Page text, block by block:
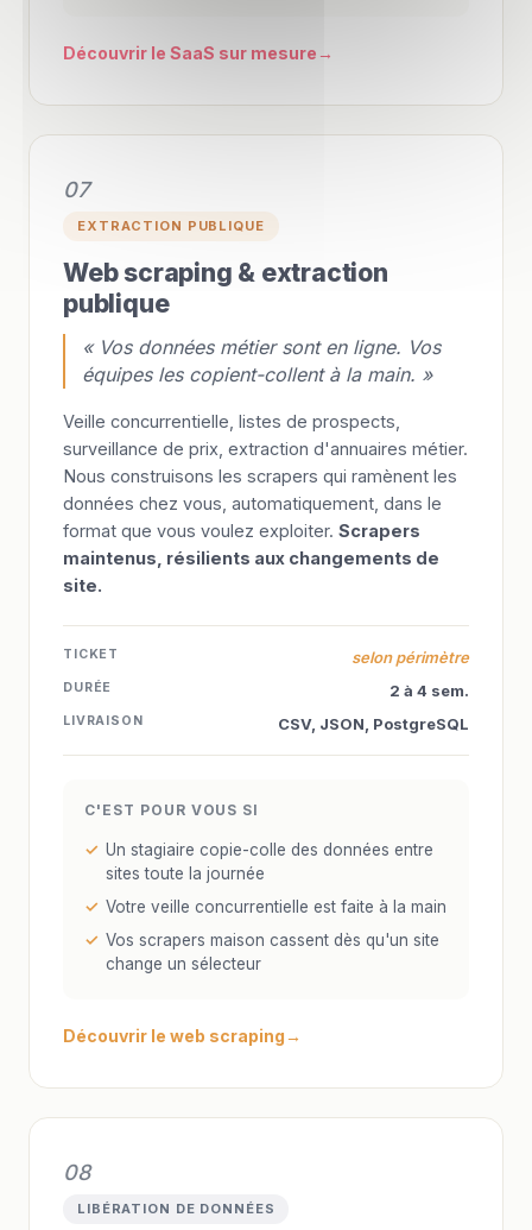
Découvrir le SaaS sur mesure
07
EXTRACTION PUBLIQUE
Web scraping & extraction
publique
« Vos données métier sont en ligne. Vos
équipes les copient-collent à la main. »
Veille concurrentielle, listes de prospects,
surveillance de prix, extraction d'annuaires métier.
Nous construisons les scrapers qui ramènent les
données chez vous, automatiquement, dans le
format que vous voulez exploiter. Scrapers
maintenus, résilients aux changements de
site.
TICKET selon périmètre
DURÉE 2 à 4 sem.
LIVRAISON CSV, JSON, PostgreSQL
C'EST POUR VOUS SI
Un stagiaire copie-colle des données entre
sites toute la journée
Votre veille concurrentielle est faite à la main
Vos scrapers maison cassent dès qu'un site
change un sélecteur
Découvrir le web scraping
08
LIBÉRATION DE DONNÉES